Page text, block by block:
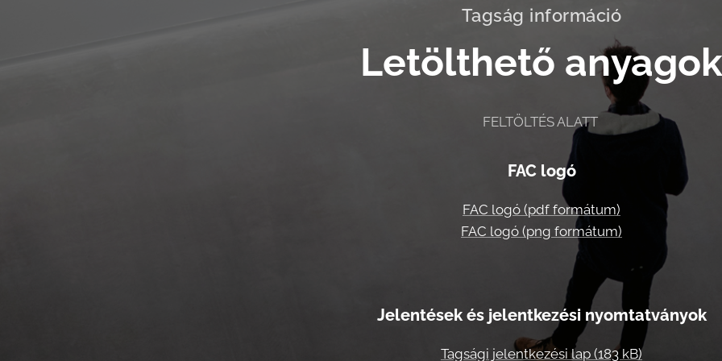
Tagság információ
Letölthető anyagok
FELTÖLTÉS ALATT
FAC logó
FAC logó (pdf formátum)
FAC logó (png formátum)
Jelentések és jelentkezési nyomtatványok
Tagsági jelentkezési lap (183 kB)